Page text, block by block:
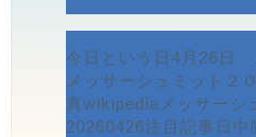
今日という日4月26日
メッサーシュミット２
真wikipediaメッサーシ
20260426注目記事日